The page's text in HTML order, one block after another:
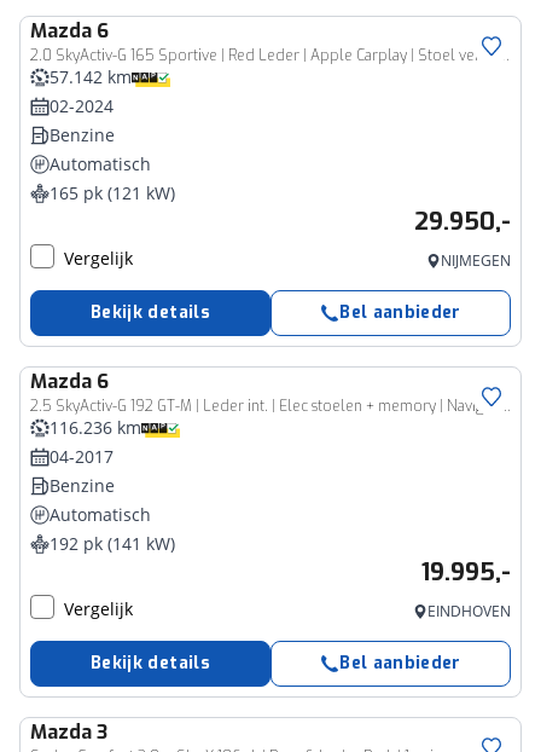
Mazda 6
2.0 SkyActiv-G 165 Sportive | Red Leder | Apple Carplay | Stoel verwarming en koeling | Adaptive cruisecontrol | 19 inch Lichtmetalen Velgen |
57.142 km
02-2024
Benzine
Automatisch
165 pk (121 kW)
29.950,-
Vergelijk NIJMEGEN
Bekijk details Bel aanbieder
Mazda 6
2.5 SkyActiv-G 192 GT-M | Leder int. | Elec stoelen + memory | Navigatie | Head-up display
116.236 km
04-2017
Benzine
Automatisch
192 pk (141 kW)
19.995,-
Vergelijk EINDHOVEN
Bekijk details Bel aanbieder
Mazda3